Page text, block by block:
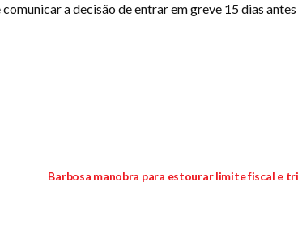
a decisão de entrar em greve 15 dias
Barbosa manobra para estourar limite fiscal e